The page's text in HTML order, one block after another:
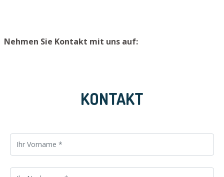
Nehmen Sie Kontakt mit uns auf:
KONTAKT